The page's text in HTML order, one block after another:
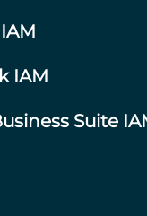
IAM
Suite